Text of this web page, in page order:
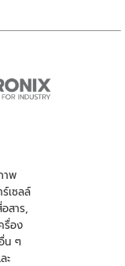
าพ
เซลล์
สาร,
รื่อง
น ๆ
ะ